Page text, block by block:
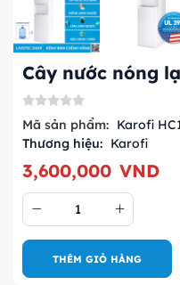
Cây nước nóng
Mã sản phẩm: Karofi
Thương hiệu: Karofi
3,600,000 VND
THÊM GIỎ HÀNG